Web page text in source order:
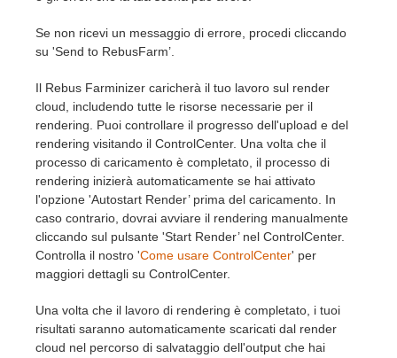
Se non ricevi un messaggio di errore, procedi cliccando
su 'Send to RebusFarm’.
Il Rebus Farminizer caricherà il tuo lavoro sul render
cloud, includendo tutte le risorse necessarie per il
rendering. Puoi controllare il progresso dell'upload e del
rendering visitando il ControlCenter. Una volta che il
processo di caricamento è completato, il processo di
rendering inizierà automaticamente se hai attivato
l'opzione 'Autostart Render’ prima del caricamento. In
caso contrario, dovrai avviare il rendering manualmente
cliccando sul pulsante 'Start Render’ nel ControlCenter.
Controlla il nostro 'Come usare ControlCenter' per
maggiori dettagli su ControlCenter.
Una volta che il lavoro di rendering è completato, i tuoi
risultati saranno automaticamente scaricati dal render
cloud nel percorso di salvataggio dell'output che hai